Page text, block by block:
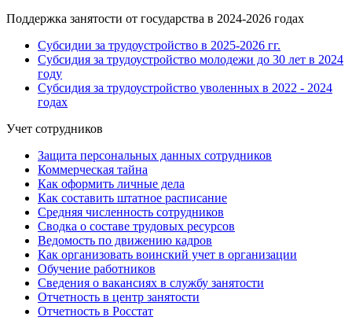
Поддержка занятости от государства в 2024-2026 годах
Субсидии за трудоустройство в 2025-2026 гг.
Субсидия за трудоустройство молодежи до 30 лет в 2024
году
Субсидия за трудоустройство уволенных в 2022 - 2024
годах
Учет сотрудников
Защита персональных данных сотрудников
Коммерческая тайна
Как оформить личные дела
Как составить штатное расписание
Средняя численность сотрудников
Сводка о составе трудовых ресурсов
Ведомость по движению кадров
Как организовать воинский учет в организации
Обучение работников
Сведения о вакансиях в службу занятости
Отчетность в центр занятости
Отчетность в Росстат